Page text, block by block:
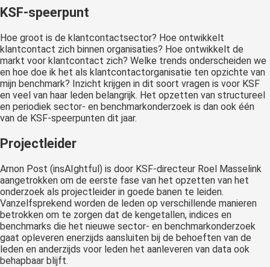
KSF-speerpunt
Hoe groot is de klantcontactsector? Hoe ontwikkelt
klantcontact zich binnen organisaties? Hoe ontwikkelt de
markt voor klantcontact zich? Welke trends onderscheiden we
en hoe doe ik het als klantcontactorganisatie ten opzichte van
mijn benchmark? Inzicht krijgen in dit soort vragen is voor KSF
en veel van haar leden belangrijk. Het opzetten van structureel
en periodiek sector- en benchmarkonderzoek is dan ook één
van de KSF-speerpunten dit jaar.
Projectleider
Arnon Post (insAIghtful) is door KSF-directeur Roel Masselink
aangetrokken om de eerste fase van het opzetten van het
onderzoek als projectleider in goede banen te leiden.
Vanzelfsprekend worden de leden op verschillende manieren
betrokken om te zorgen dat de kengetallen, indices en
benchmarks die het nieuwe sector- en benchmarkonderzoek
gaat opleveren enerzijds aansluiten bij de behoeften van de
leden en anderzijds voor leden het aanleveren van data ook
behapbaar blijft.
de
Hierdoor
website-
van